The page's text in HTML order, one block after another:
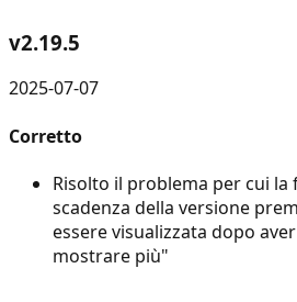
v2.19.5
2025-07-07
Corretto
Risolto il problema per cui
scadenza della versione
essere visualizzata dopo
mostrare più"